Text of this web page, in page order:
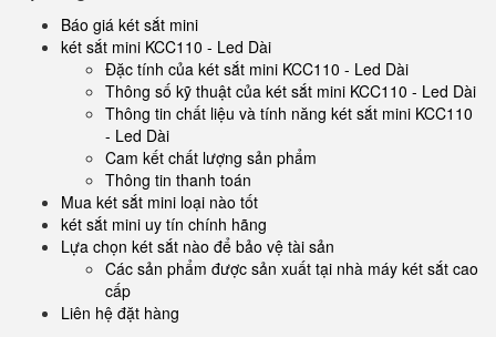
Báo giá két sắt mini
két sắt mini KCC110 - Led Dài
Đặc tính của két sắt mini KCC110 - Led Dài
Thông số kỹ thuật của két sắt mini KCC110 - Led Dài
Thông tin chất liệu và tính năng két sắt mini KCC110
- Led Dài
Cam kết chất lượng sản phẩm
Thông tin thanh toán
Mua két sắt mini loại nào tốt
két sắt mini uy tín chính hãng
Lựa chọn két sắt nào để bảo vệ tài sản
Các sản phẩm được sản xuất tại nhà máy két sắt cao
cấp
Liên hệ đặt hàng